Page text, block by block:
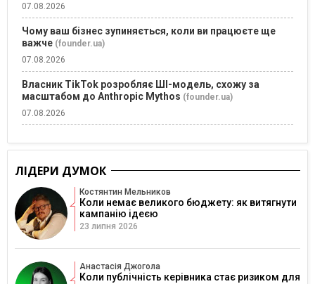
07.08.2026
Чому ваш бізнес зупиняється, коли ви працюєте ще
важче (founder.ua)
07.08.2026
Власник TikTok розробляє ШІ-модель, схожу за
масштабом до Anthropic Mythos (founder.ua)
07.08.2026
ЛІДЕРИ ДУМОК
Костянтин Мельников
Коли немає великого бюджету: як витягнути
кампанію ідеєю
23 липня 2026
Анастасія Джогола
Коли публічність керівника стає ризиком для